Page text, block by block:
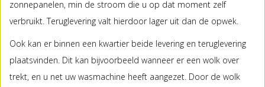
zonnepanelen, min de stroom die u op dat moment zelf
verbruikt. Teruglevering valt hierdoor lager uit dan de opwek.
Ook kan er binnen een kwartier beide levering en teruglevering
plaatsvinden. Dit kan bijvoorbeeld wanneer er een wolk over
trekt, en u net uw wasmachine heeft aangezet. Door de wolk